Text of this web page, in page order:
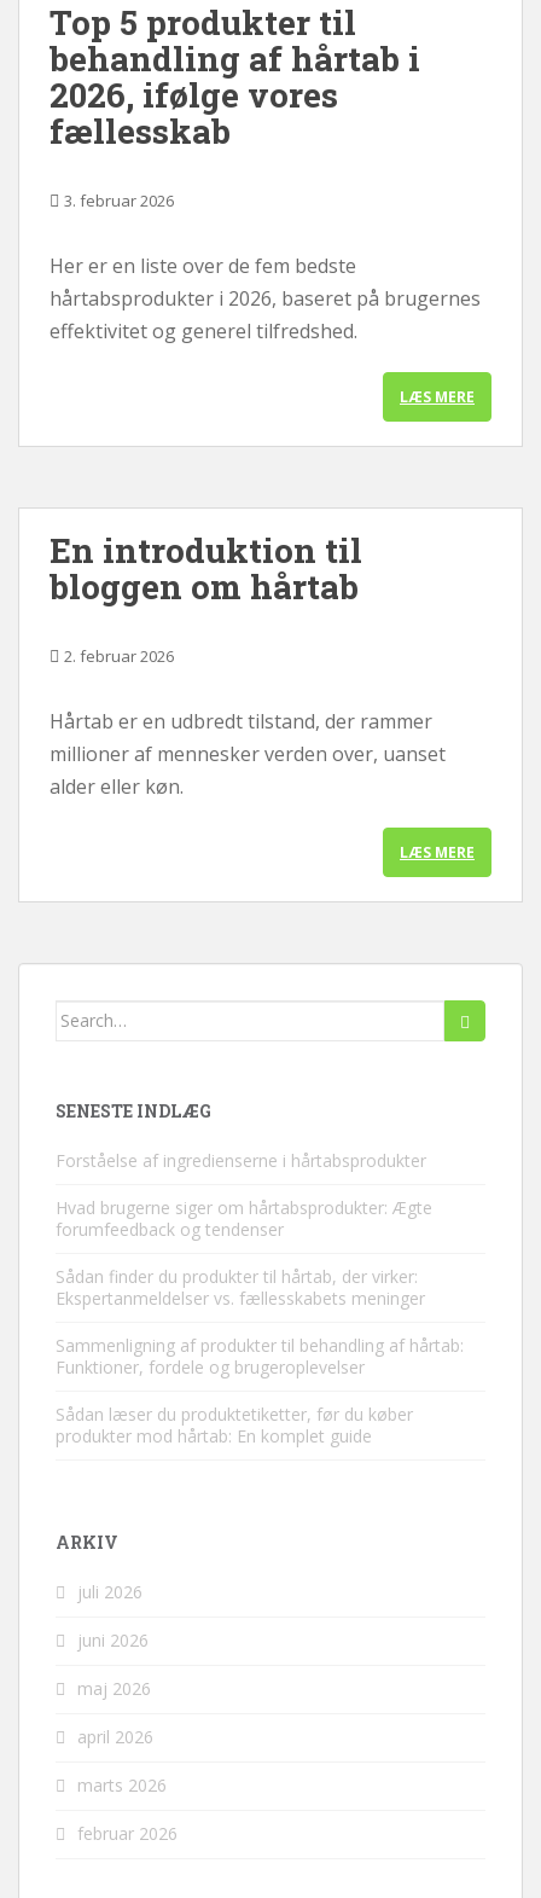
Top 5 produkter til
behandling af hårtab i
2026, ifølge vores
fællesskab
3. februar 2026
Her er en liste over de fem bedste
hårtabsprodukter i 2026, baseret på brugernes
effektivitet og generel tilfredshed.
LÆS MERE
En introduktion til
bloggen om hårtab
2. februar 2026
Hårtab er en udbredt tilstand, der rammer
millioner af mennesker verden over, uanset
alder eller køn.
LÆS MERE
Søg
SENESTE INDLÆG
Forståelse af ingredienserne i hårtabsprodukter
Hvad brugerne siger om hårtabsprodukter: Ægte
forumfeedback og tendenser
Sådan finder du produkter til hårtab, der virker:
Ekspertanmeldelser vs. fællesskabets meninger
Sammenligning af produkter til behandling af hårtab:
Funktioner, fordele og brugeroplevelser
Sådan læser du produktetiketter, før du køber
produkter mod hårtab: En komplet guide
ARKIV
juli 2026
juni 2026
maj 2026
april 2026
marts 2026
februar 2026